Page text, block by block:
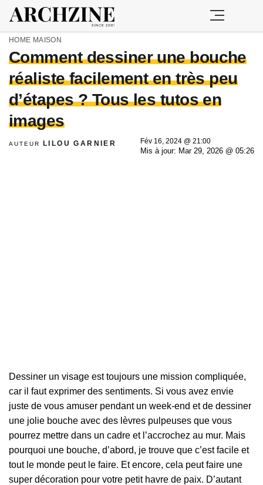
HOME MAISON
Comment dessiner une bouche
réaliste facilement en très peu
d’étapes ? Tous les tutos en
images
AUTEUR LILOU GARNIER
Fév 16, 2024 @ 21:00
Mis à jour: Mar 29, 2026 @ 05:26
Dessiner un visage est toujours une mission compliquée,
car il faut exprimer des sentiments. Si vous avez envie
juste de vous amuser pendant un week-end et de dessiner
une jolie bouche avec des lèvres pulpeuses que vous
pourrez mettre dans un cadre et l’accrochez au mur. Mais
pourquoi une bouche, d’abord, je trouve que c’est facile et
tout le monde peut le faire. Et encore, cela peut faire une
super décoration pour votre petit havre de paix. D’autant